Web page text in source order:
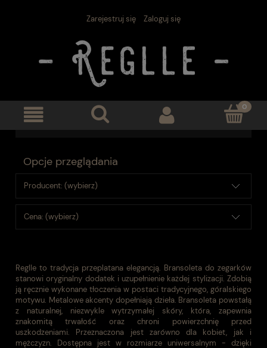
Zarejestruj się Zaloguj się
Opcje przeglądania
Producent: (wybierz)
Cena: (wybierz)
Reglle to tradycja przeplatana elegancją. Bransoleta do zegarków
stanowi oryginalny dodatek i uzupełnienie każdej stylizacji. Zdobią
ją ręcznie wykonane tłoczenia w postaci tradycyjnego, góralskiego
motywu. Metalowe akcenty dopełniają dzieła. Bransoleta powstałą
z naturalnej, niezwykle wytrzymałej skóry, która, zapewnia
znakomitą trwałość oraz chroni powierzchnię przed
uszkodzeniami. Przeznaczona jest zarówno dla kobiet, jak i
mężczyzn. Dostępna jest w rozmiarze uniwersalnym - dzięki